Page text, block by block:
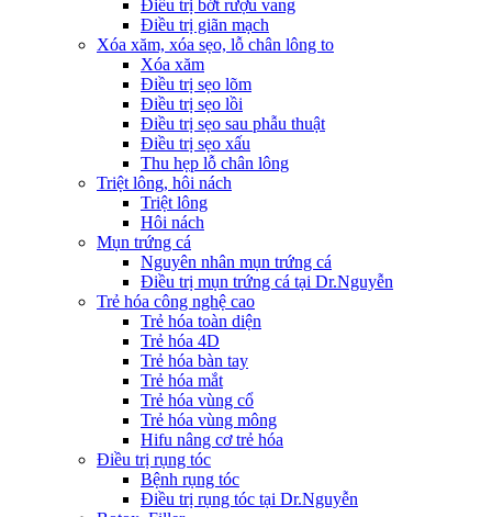
Điều trị bớt rượu vang
Điều trị giãn mạch
Xóa xăm, xóa sẹo, lỗ chân lông to
Xóa xăm
Điều trị sẹo lõm
Điều trị sẹo lồi
Điều trị sẹo sau phẫu thuật
Điều trị sẹo xấu
Thu hẹp lỗ chân lông
Triệt lông, hôi nách
Triệt lông
Hôi nách
Mụn trứng cá
Nguyên nhân mụn trứng cá
Điều trị mụn trứng cá tại Dr.Nguyễn
Trẻ hóa công nghệ cao
Trẻ hóa toàn diện
Trẻ hóa 4D
Trẻ hóa bàn tay
Trẻ hóa mắt
Trẻ hóa vùng cổ
Trẻ hóa vùng mông
Hifu nâng cơ trẻ hóa
Điều trị rụng tóc
Bệnh rụng tóc
Điều trị rụng tóc tại Dr.Nguyễn